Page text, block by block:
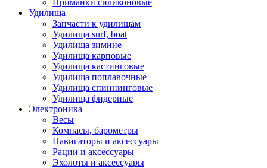
Приманки силиконовые
Удилища
Запчасти к удилищам
Удилища surf, boat
Удилища зимние
Удилища карповые
Удилища кастинговые
Удилища поплавочные
Удилища спиннинговые
Удилища фидерные
Электроника
Весы
Компасы, барометры
Навигаторы и аксессуары
Рации и аксессуары
Эхолоты и аксессуары